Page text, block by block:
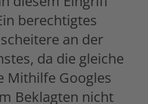
berechtigtes
an der
da die gleiche
Mithilfe Googles
Beklagten nicht